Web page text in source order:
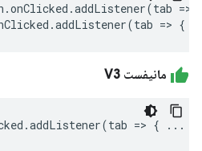
.onClicked .addListener(tab =>
.addListener(tab => {
مانیفست V3
.addListener(tab => { ...